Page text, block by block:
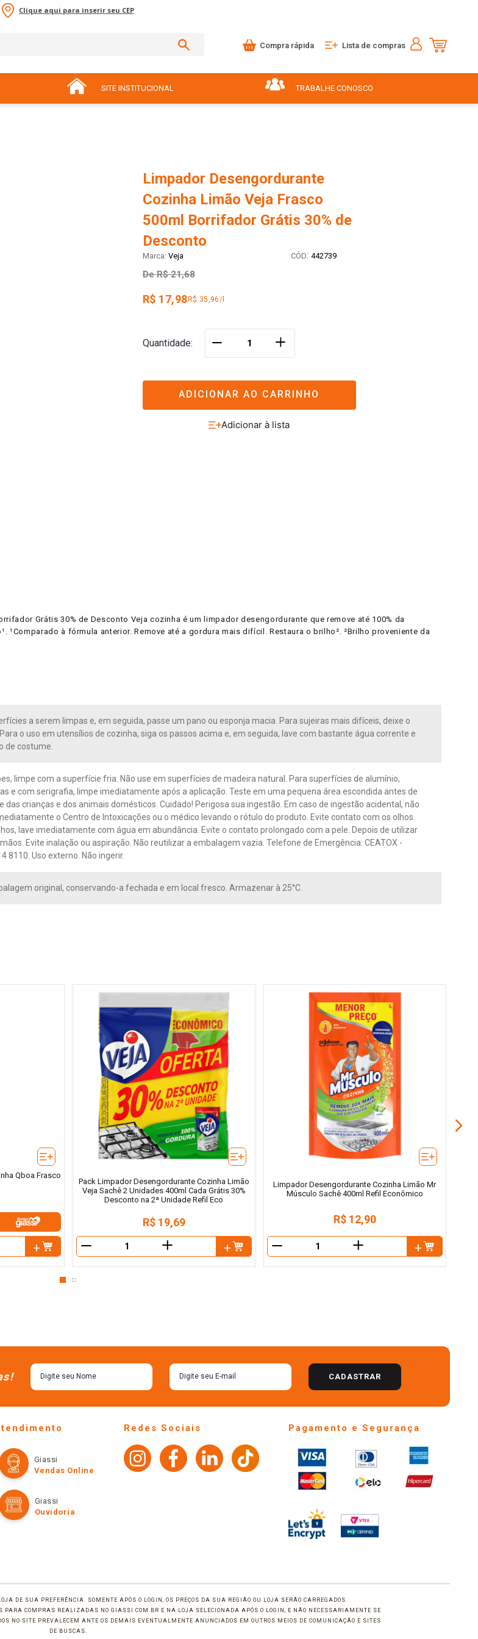
Clique aqui para inserir seu CEP
Compra rápida Lista de compras
SITE INSTITUCIONAL TRABALHE CONOSCO
Limpador Desengordurante
Cozinha Limão Veja Frasco
500ml Borrifador Grátis 30% de
Desconto
Veja : 442739
De R$ 21,68
R$ 17,98R$ 35,96/l
Quantidade ＋
ADICIONAR AO CARRINHO
Grátis 30% de Desconto Veja cozinha é um limpador desengordurante que remove até 100% da
à fórmula anterior. Remove até a gordura mais difícil. Restaura o brilho². ²Brilho proveniente da
a serem limpas e, em seguida, passe um pano ou esponja macia. Para sujeiras mais difíceis, deixe o
o uso em utensílios de cozinha, siga os passos acima e, em seguida, lave com bastante água corrente e
de costume.
limpe com a superfície fria. Não use em superfícies de madeira natural. Para superfícies de alumínio,
e com serigrafia, limpe imediatamente após a aplicação. Teste em uma pequena área escondida antes de
das crianças e dos animais domésticos. Cuidado! Perigosa sua ingestão. Em caso de ingestão acidental, não
o Centro de Intoxicações ou o médico levando o rótulo do produto. Evite contato com os olhos.
lave imediatamente com água em abundância. Evite o contato prolongado com a pele. Depois de utilizar
Evite inalação ou aspiração. Não reutilizar a embalagem vazia. Telefone de Emergência: CEATOX -
8110. Uso externo. Não ingerir.
original, conservando-a fechada e em local fresco. Armazenar à 25°C.
Qboa Frasco
Pack Limpador Desengordurante Cozinha Limão
Veja Sachê 2 Unidades 400ml Cada Grátis 30%
Desconto na 2ª Unidade Refil Eco
R$ 19,69
＋
Limpador Desengordurante Cozinha Limão Mr
Músculo Sachê 400ml Refil Econômico
R$ 12,90
＋
CADASTRAR
Giassi
Vendas Online
Giassi
Ouvidoria
Redes Sociais Pagamento e Segurança
DE SUA PREFERÊNCIA. SOMENTE APÓS O LOGIN, OS PREÇOS DA SUA REGIÃO OU LOJA SERÃO CARREGADOS.
PARA COMPRAS REALIZADAS NO GIASSI.COM.BR E NA LOJA SELECIONADA APÓS O LOGIN, E NÃO NECESSARIAMENTE SE
NO SITE PREVALECEM ANTE OS DEMAIS EVENTUALMENTE ANUNCIADOS EM OUTROS MEIOS DE COMUNICAÇÃO E SITES
DE BUSCAS.